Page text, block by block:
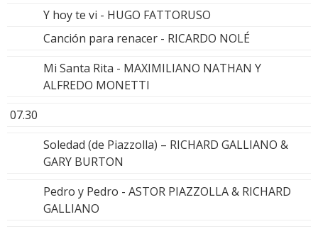
Y hoy te vi - HUGO FATTORUSO
Canción para renacer - RICARDO NOLÉ
Mi Santa Rita - MAXIMILIANO NATHAN Y
ALFREDO MONETTI
07.30
Soledad (de Piazzolla) – RICHARD GALLIANO &
GARY BURTON
Pedro y Pedro - ASTOR PIAZZOLLA & RICHARD
GALLIANO